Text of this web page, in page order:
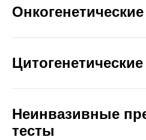
Неинвазивные
тесты